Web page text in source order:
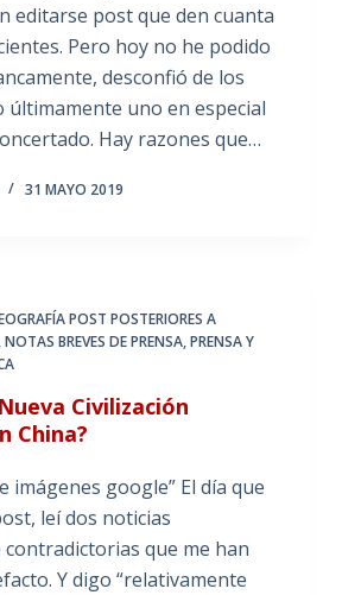
editarse post que den cuanta
Pero hoy no he podido
desconfió de los
últimamente uno en especial
Hay razones que…
31 MAYO 2019
POST POSTERIORES A
,NOTAS BREVES DE PRENSA,PRENSA Y
Civilización
China?
imágenes google” El día que
leí dos noticias
que me han
Y digo “relativamente